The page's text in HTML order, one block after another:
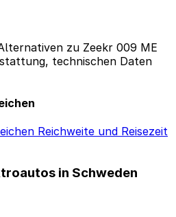
zu Zeekr 009 ME
technischen Daten
Reichweite und Reisezeit
in Schweden